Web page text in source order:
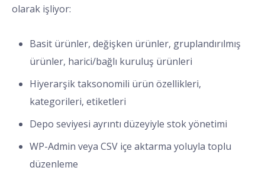
olarak işliyor:
Basit ürünler, değişken ürünler, gruplandırılmış
ürünler, harici/bağlı kuruluş ürünleri
Hiyerarşik taksonomili ürün özellikleri,
kategorileri, etiketleri
Depo seviyesi ayrıntı düzeyiyle stok yönetimi
WP-Admin veya CSV içe aktarma yoluyla toplu
düzenleme